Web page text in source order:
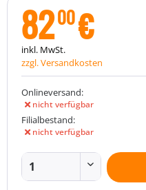
8200€
inkl. MwSt.
zzgl. Versandkosten
Onlineversand:
nicht verfügbar
Filialbestand:
nicht verfügbar